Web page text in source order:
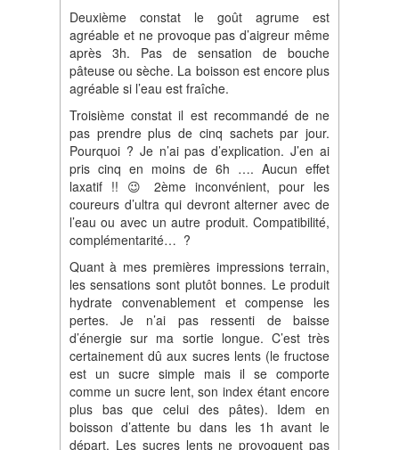
Deuxième constat le goût agrume est
agréable et ne provoque pas d’aigreur même
après 3h. Pas de sensation de bouche
pâteuse ou sèche. La boisson est encore plus
agréable si l’eau est fraîche.
Troisième constat il est recommandé de ne
pas prendre plus de cinq sachets par jour.
Pourquoi ? Je n’ai pas d’explication. J’en ai
pris cinq en moins de 6h …. Aucun effet
laxatif !! 😉 2ème inconvénient, pour les
coureurs d’ultra qui devront alterner avec de
l’eau ou avec un autre produit. Compatibilité,
complémentarité… ?
Quant à mes premières impressions terrain,
les sensations sont plutôt bonnes. Le produit
hydrate convenablement et compense les
pertes. Je n’ai pas ressenti de baisse
d’énergie sur ma sortie longue. C’est très
certainement dû aux sucres lents (le fructose
est un sucre simple mais il se comporte
comme un sucre lent, son index étant encore
plus bas que celui des pâtes). Idem en
boisson d’attente bu dans les 1h avant le
départ. Les sucres lents ne provoquent pas